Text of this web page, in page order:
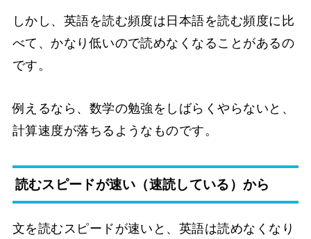
しかし、英語を読む頻度は日本語を読む頻度に比
べて、かなり低いので読めなくなることがあるの
です。
例えるなら、数学の勉強をしばらくやらないと、
計算速度が落ちるようなものです。
読むスピードが速い（速読している）から
文を読むスピードが速いと、英語は読めなくなり